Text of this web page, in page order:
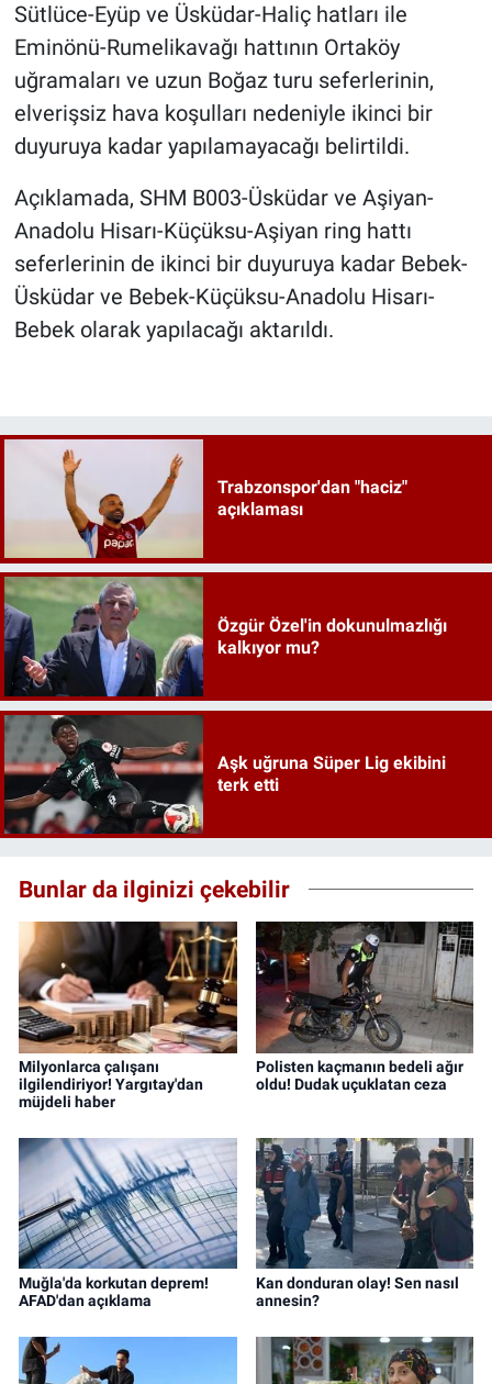
Sütlüce-Eyüp ve Üsküdar-Haliç hatları ile
Eminönü-Rumelikavağı hattının Ortaköy
uğramaları ve uzun Boğaz turu seferlerinin,
elverişsiz hava koşulları nedeniyle ikinci bir
duyuruya kadar yapılamayacağı belirtildi.
Açıklamada, SHM B003-Üsküdar ve Aşiyan-
Anadolu Hisarı-Küçüksu-Aşiyan ring hattı
seferlerinin de ikinci bir duyuruya kadar Bebek-
Üsküdar ve Bebek-Küçüksu-Anadolu Hisarı-
Bebek olarak yapılacağı aktarıldı.
Trabzonspor'dan "haciz"
açıklaması
Özgür Özel'in dokunulmazlığı
kalkıyor mu?
Aşk uğruna Süper Lig ekibini
terk etti
Bunlar da ilginizi çekebilir
Milyonlarca çalışanı
ilgilendiriyor! Yargıtay'dan
müjdeli haber
Polisten kaçmanın bedeli ağır
oldu! Dudak uçuklatan ceza
Muğla'da korkutan deprem!
AFAD'dan açıklama
Kan donduran olay! Sen nasıl
annesin?